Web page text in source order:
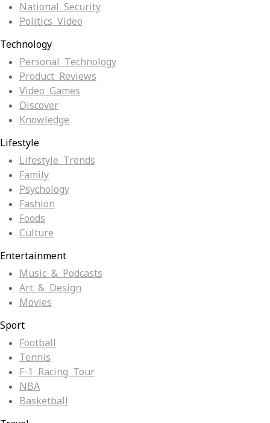
National Security
Politics Video
Technology
Personal Technology
Product Reviews
Video Games
Discover
Knowledge
Lifestyle
Lifestyle Trends
Family
Psychology
Fashion
Foods
Culture
Entertainment
Music & Podcasts
Art & Design
Movies
Sport
Football
Tennis
F-1 Racing Tour
NBA
Basketball